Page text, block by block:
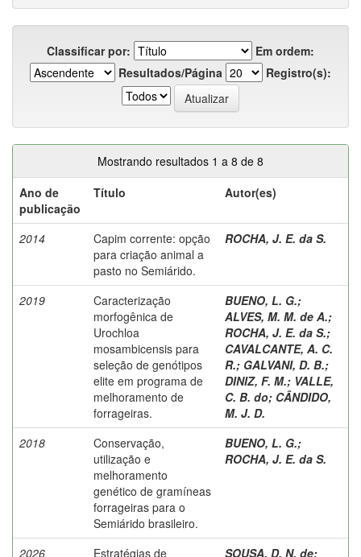
Classificar por:
Em ordem:
Resultados/Página
Registro(s):
Mostrando resultados 1 a 8 de 8
Ano de
publicação
Título Autor(es)
2014
Capim corrente: opção
para criação animal a
pasto no Semiárido.
ROCHA, J. E. da S.
2019
Caracterização
morfogênica de
Urochloa
mosambicensis para
seleção de genótipos
elite em programa de
melhoramento de
forrageiras.
BUENO, L. G.;
ALVES, M. M. de A.;
ROCHA, J. E. da S.;
CAVALCANTE, A. C.
R.; GALVANI, D. B.;
DINIZ, F. M.; VALLE,
C. B. do; CÂNDIDO,
M. J. D.
2018
Conservação,
utilização e
melhoramento
genético de gramíneas
forrageiras para o
Semiárido brasileiro.
BUENO, L. G.;
ROCHA, J. E. da S.
2026
Estratégias de
SOUSA, D. N. de;